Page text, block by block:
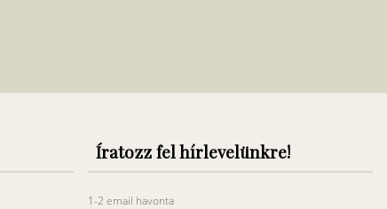
Íratozz fel hírlevelünkre!
1-2 email havonta